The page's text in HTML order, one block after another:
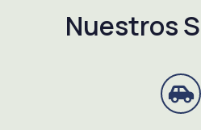
Nuestros